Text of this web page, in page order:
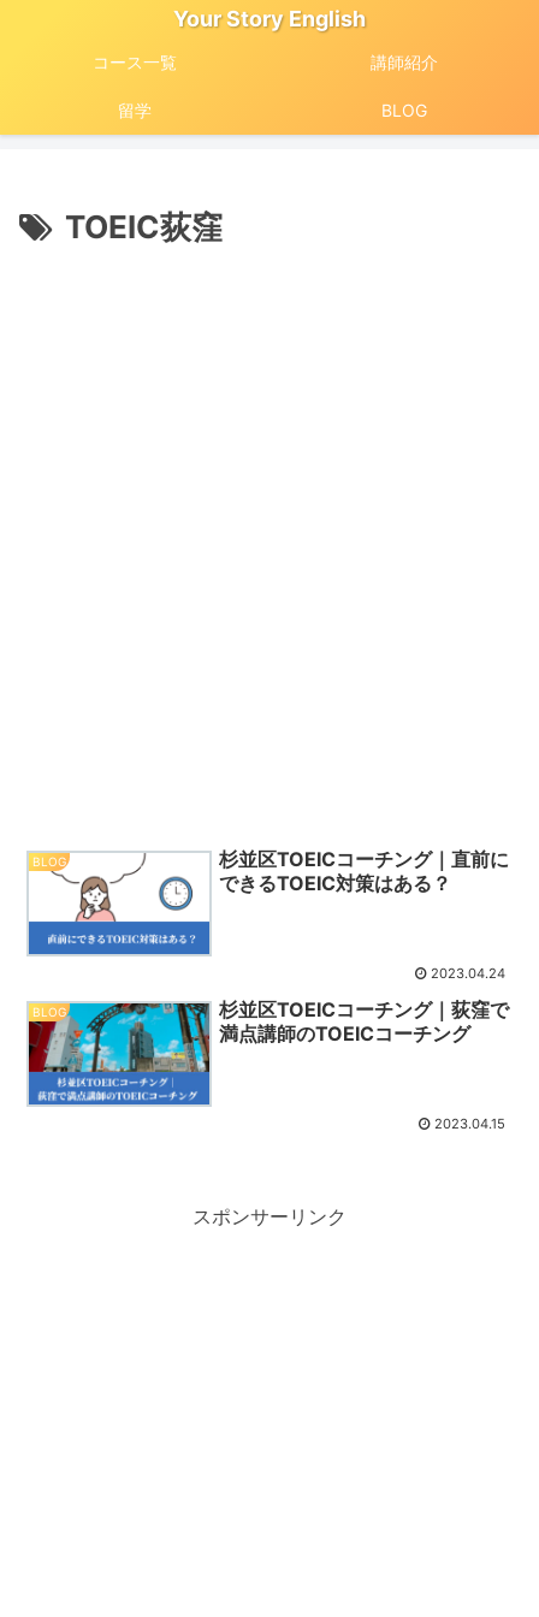
Your Story English
コース一覧 講師紹介
留学 BLOG
TOEIC荻窪
BLOG
杉並区TOEICコーチング｜直前に
できるTOEIC対策はある？
2023.04.24
BLOG
杉並区TOEICコーチング｜荻窪で
満点講師のTOEICコーチング
2023.04.15
スポンサーリンク